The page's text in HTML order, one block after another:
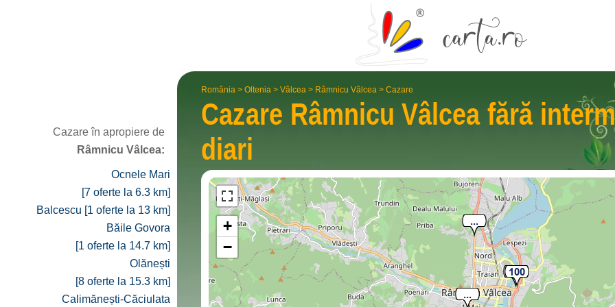
România > Oltenia > Vâlcea > Râmnicu Vâlcea > Cazare
Cazare Râmnicu Vâlcea fără
diari
+
−
Cazare în apropiere de
Râmnicu Vâlcea:
Ocnele Mari
[7 oferte la 6.3 km]
Balcescu [1 oferte la 13 km]
Băile Govora
[1 oferte la 14.7 km]
Olănești
[8 oferte la 15.3 km]
Calimănești-Căciulata